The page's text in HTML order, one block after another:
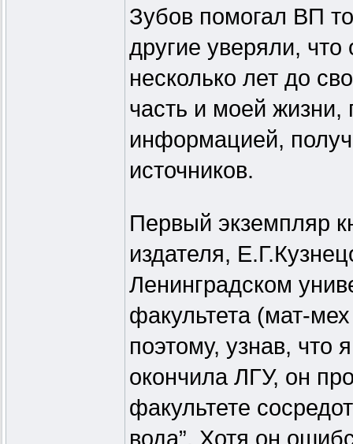
Зубов помогал ВП
другие уверяли,
несколько лет до
часть и моей жизни,
информацией,
источников.
Первый экземпляр
издателя,
Ленинградском
факультета (мат-
поэтому, узнав, что
окончила ЛГУ, он
факультете
вода”. Хотя он